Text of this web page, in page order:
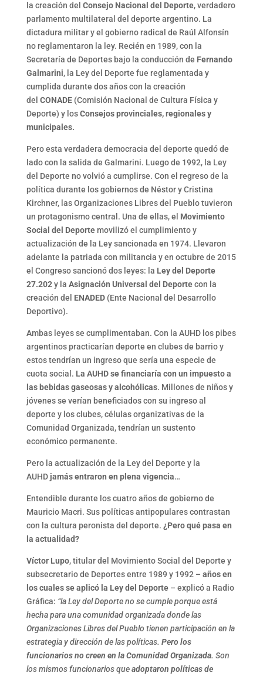
la creación del Consejo Nacional del Deporte, verdadero
parlamento multilateral del deporte argentino. La
dictadura militar y el gobierno radical de Raúl Alfonsín
no reglamentaron la ley. Recién en 1989, con la
Secretaría de Deportes bajo la conducción de Fernando
Galmarini, la Ley del Deporte fue reglamentada y
cumplida durante dos años con la creación
del CONADE(Comisión Nacional de Cultura Física y
Deporte) y losConsejos provinciales, regionales y
municipales.
Pero esta verdadera democracia del deporte quedó de
lado con la salida de Galmarini. Luego de 1992, la Ley
del Deporte no volvió a cumplirse. Con el regreso de la
política durante los gobiernos de Néstor y Cristina
Kirchner, las Organizaciones Libres del Pueblo tuvieron
un protagonismo central. Una de ellas, el Movimiento
Social del Deportemovilizó el cumplimiento y
actualización de la Ley sancionada en 1974. Llevaron
adelante la patriada con militancia y en octubre de 2015
el Congreso sancionó dos leyes: la Ley del Deporte
27.202y la Asignación Universal del Deportecon la
creación del ENADED(Ente Nacional del Desarrollo
Deportivo).
Ambas leyes se cumplimentaban. Con la AUHD los pibes
argentinos practicarían deporte en clubes de barrio y
estos tendrían un ingreso que sería una especie de
cuota social. La AUHD se financiaría con un impuesto a
las bebidas gaseosas y alcohólicas. Millones de niños y
jóvenes se verían beneficiados con su ingreso al
deporte y los clubes, células organizativas de la
Comunidad Organizada, tendrían un sustento
económico permanente.
Pero la actualización de la Ley del Deporte y la
AUHD jamás entraron en plena vigencia…
Entendible durante los cuatro años de gobierno de
Mauricio Macri. Sus políticas antipopulares contrastan
con la cultura peronista del deporte. ¿Pero qué pasa en
la actualidad?
Víctor Lupo, titular del Movimiento Social del Deporte y
subsecretario de Deportes entre 1989 y 1992 – años en
los cuales se aplicó la Ley del Deporte– explicó a Radio
Gráfica: “la Ley del Deporte no se cumple porque está
hecha para una comunidad organizada donde las
Organizaciones Libres del Pueblo tienen participación en la
estrategia y dirección de las políticas. Pero los
funcionarios no creen en la Comunidad Organizada. Son
los mismos funcionarios queadoptaron políticas de